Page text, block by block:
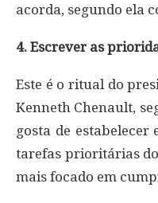
acorda, segundo ela
4. Escrever as
Este é o ritual do
Kenneth Chenault,
gosta de
tarefas prioritárias
mais focado em